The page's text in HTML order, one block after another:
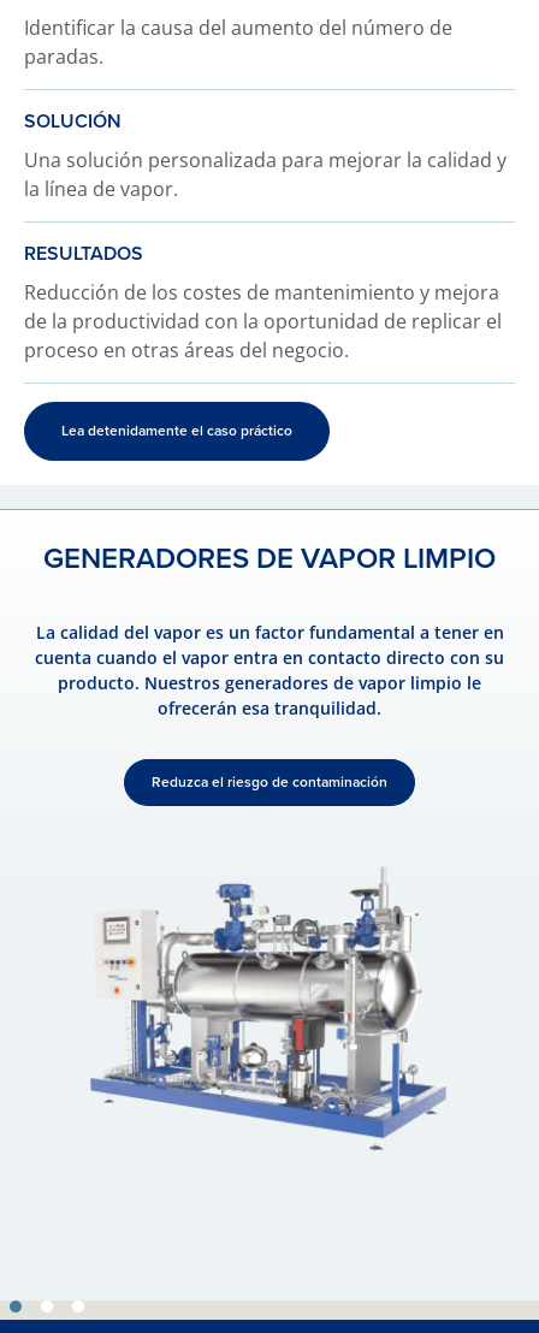
Identificar la causa del aumento del número de
paradas.
SOLUCIÓN
Una solución personalizada para mejorar la calidad y
la línea de vapor.
RESULTADOS
Reducción de los costes de mantenimiento y mejora
de la productividad con la oportunidad de replicar el
proceso en otras áreas del negocio.
Lea detenidamente el caso práctico
GENERADORES DE VAPOR LIMPIO
La calidad del vapor es un factor fundamental a tener en
cuenta cuando el vapor entra en contacto directo con su
producto. Nuestros generadores de vapor limpio le
ofrecerán esa tranquilidad.
Reduzca el riesgo de contaminación